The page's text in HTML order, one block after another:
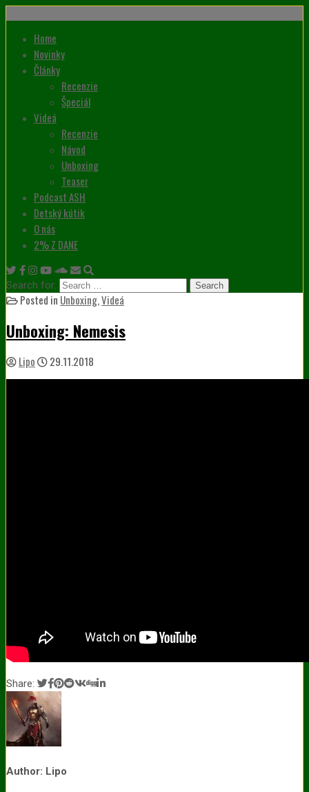
Home
Novinky
Články
Recenzie
Špeciál
Videá
Recenzie
Návod
Unboxing
Teaser
Podcast ASH
Detský kútik
O nás
2% Z DANE
Search for:
Posted in Unboxing,Videá
Unboxing: Nemesis
Lipo 29.11.2018
Share:
Author: Lipo